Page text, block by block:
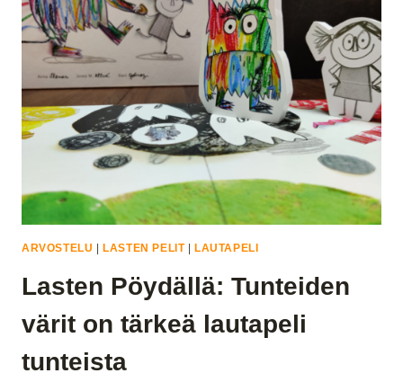
UNOHDUSALTIS
KOKEMUS
ARVOSTELU LASTEN PELIT| LAUTAPELI
Lasten Pöydällä: Tunteiden
värit on tärkeä lautapeli
tunteista